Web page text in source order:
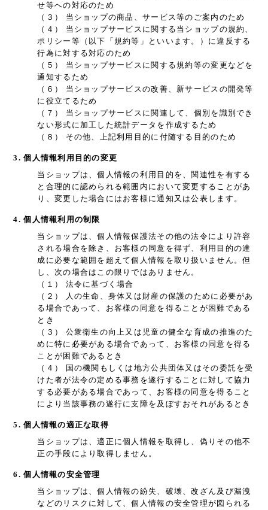
せ等への対応のため
（３） 当ショップの商品、サービス等のご案内のため
（４） 当ショップサービスに関する当ショップの規約、
ポリシー等（以下「規約等」といいます。）に違反する
行為に対する対応のため
（５） 当ショップサービスに関する規約等の変更などを
通知するため
（６） 当ショップサービスの改善、新サービスの開発等
に役立てるため
（７） 当ショップサービスに関連して、個別を識別でき
ない形式に加工した統計データを作成するため
（８） その他、上記利用目的に付随する目的のため
3. 個人情報利用目的の変更
当ショップは、個人情報の利用目的を、関連性を有する
と合理的に認められる範囲内において変更することがあ
り、変更した場合にはお客様に通知又は公表します。
4. 個人情報利用の制限
当ショップは、個人情報保護法その他の法令により許容
される場合を除き、お客様の同意を得ず、利用目的の達
成に必要な範囲を超えて個人情報を取り扱いません。但
し、次の場合はこの限りではありません。
（１） 法令に基づく場合
（２） 人の生命、身体又は財産の保護のために必要があ
る場合であって、お客様の同意を得ることが困難である
とき
（３） 公衆衛生の向上又は児童の健全な育成の推進のた
めに特に必要がある場合であって、お客様の同意を得る
ことが困難であるとき
（４） 国の機関もしくは地方公共団体又はその委託を受
けた者が法令の定める事務を遂行することに対して協力
する必要がある場合であって、お客様の同意を得ること
により当該事務の遂行に支障を及ぼすおそれがあるとき
5. 個人情報の適正な取得
当ショップは、適正に個人情報を取得し、偽りその他不
正の手段により取得しません。
6. 個人情報の安全管理
当ショップは、個人情報の紛失、破壊、改ざん及び漏洩
などのリスクに対して、個人情報の安全管理が図られる